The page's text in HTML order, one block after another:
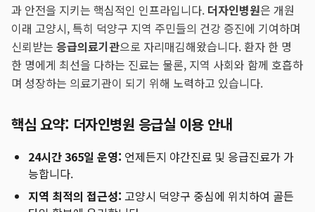
과 안전을 지키는 핵심적인 인프라입니다. 더자인병원은 개원
이래 고양시, 특히 덕양구 지역 주민들의 건강 증진에 기여하며
신뢰받는 응급의료기관으로 자리매김해왔습니다. 환자 한 명
한 명에게 최선을 다하는 진료는 물론, 지역 사회와 함께 호흡하
며 성장하는 의료기관이 되기 위해 노력하고 있습니다.
핵심 요약: 더자인병원 응급실 이용 안내
24시간 365일 운영: 언제든지 야간진료 및 응급진료가 가
능합니다.
지역 최적의 접근성: 고양시 덕양구 중심에 위치하여 골든